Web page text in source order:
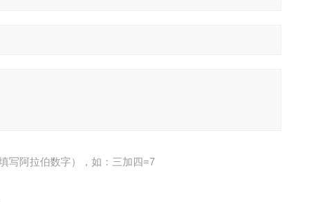
写阿拉伯数字），如：三加四=7